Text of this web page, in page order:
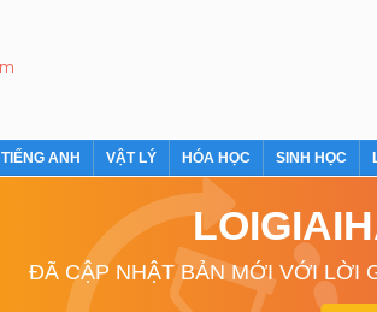
TIẾNG ANH VẬT LÝ HÓA HỌC SINH HỌC
ĐÃ CẬP NHẬT BẢN MỚI VỚI LỜI